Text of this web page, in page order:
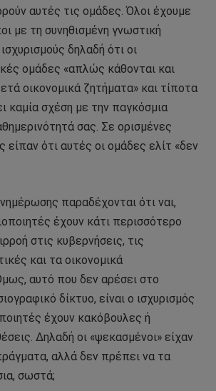
αυτές τις ομάδες. Όλοι έχουμε
με τη συνηθισμένη γνωστική
δηλαδή ότι οι
ομάδες «απλώς κάθονται και
οικονομικά ζητήματα» και τίποτα
καμία σχέση με την παγκόσμια
σας. Σε ορισμένες
είπαν ότι αυτές οι ομάδες ελίτ «δεν
παραδέχονται ότι ναι,
έχουν κάτι περισσότερο
στις κυβερνήσεις, τις
και τα οικονομικά
αυτό που δεν αρέσει στο
δίκτυο, είναι ο ισχυρισμός
έχουν κακόβουλες ή
Δηλαδή οι «ψεκασμένοι» είχαν
αλλά δεν πρέπει να τα
σωστά;